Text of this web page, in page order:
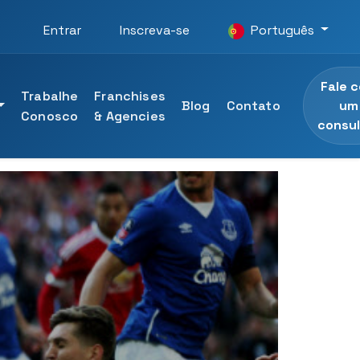
Entrar Inscreva-se Português
UTAMED
da Universidade UTAMED
profissionais
Trabalhe
Conosco
Franchises
& Agencies
Blog Contato
Fale
um